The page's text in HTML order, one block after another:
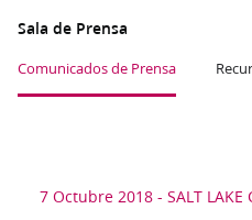
Sala de Prensa
Comunicados de Prensa
7 Octubre 2018 - SALT LAKE